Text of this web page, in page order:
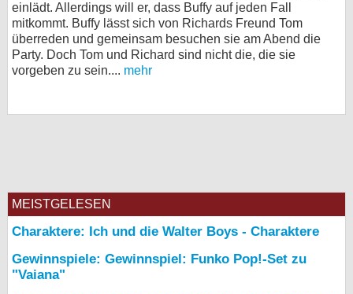
einlädt. Allerdings will er, dass Buffy auf jeden Fall
mitkommt. Buffy lässt sich von Richards Freund Tom
überreden und gemeinsam besuchen sie am Abend die
Party. Doch Tom und Richard sind nicht die, die sie
vorgeben zu sein.... mehr
MEISTGELESEN
Charaktere: Ich und die Walter Boys - Charaktere
Gewinnspiele: Gewinnspiel: Funko Pop!-Set zu
"Vaiana"
Kontakt
Nutzungsbedingungen